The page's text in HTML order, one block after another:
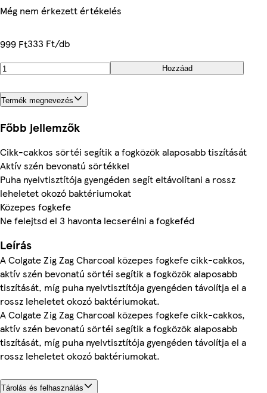
Még nem érkezett értékelés
999 Ft333 Ft/db
Hozzáad
Termék megnevezés
Főbb jellemzők
Cikk-cakkos sörtéi segítik a fogközök alaposabb tiszítását
Aktív szén bevonatú sörtékkel
Puha nyelvtisztítója gyengéden segít eltávolítani a rossz
leheletet okozó baktériumokat
Közepes fogkefe
Ne felejtsd el 3 havonta lecserélni a fogkeféd
Leírás
A Colgate Zig Zag Charcoal közepes fogkefe cikk-cakkos,
aktív szén bevonatú sörtéi segítik a fogközök alaposabb
tiszítását, míg puha nyelvtisztítója gyengéden távolítja el a
rossz leheletet okozó baktériumokat.
A Colgate Zig Zag Charcoal közepes fogkefe cikk-cakkos,
aktív szén bevonatú sörtéi segítik a fogközök alaposabb
tiszítását, míg puha nyelvtisztítója gyengéden távolítja el a
rossz leheletet okozó baktériumokat.
Tárolás és felhasználás